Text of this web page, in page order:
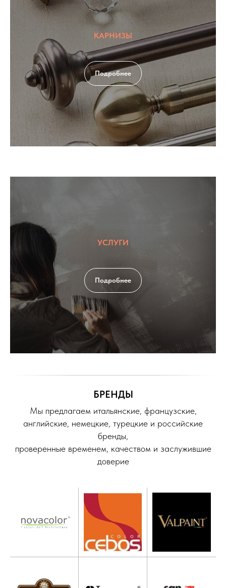
КАРНИЗЫ
Подробнее
УСЛУГИ
Подробнее
БРЕНДЫ
Мы предлагаем итальянские, французские,
английские, немецкие, турецкие и российские
бренды,
проверенные временем, качеством и заслужившие
доверие